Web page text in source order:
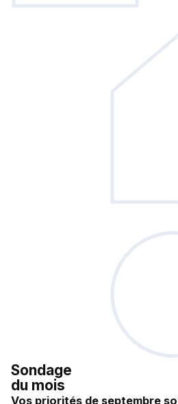
Sondage
du mois
Vos priorités de septembre